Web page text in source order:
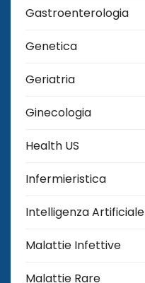
Gastroenterologia
Genetica
Geriatria
Ginecologia
Health US
Infermieristica
Intelligenza Artificiale
Malattie Infettive
Malattie Rare